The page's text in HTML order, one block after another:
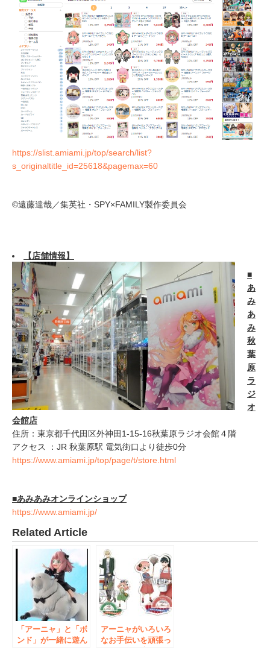
https://slist.amiami.jp/top/search/list?
s_originaltitle_id=25618&pagemax=60
©遠藤達哉／集英社・SPY×FAMILY製作委員会
【店舗情報】
■
あ
み
あ
み
秋
葉
原
ラ
ジ
オ
会館店
住所：東京都千代田区外神田1-15-16秋葉原ラジオ会館４階
アクセス ：JR 秋葉原駅 電気街口より徒歩0分
https://www.amiami.jp/top/page/t/store.html
■あみあみオンラインショップ
https://www.amiami.jp/
Related Article
「アーニャ」と「ボ
ンド」が一緒に遊ん
アーニャがいろいろ
なお手伝いを頑張っ